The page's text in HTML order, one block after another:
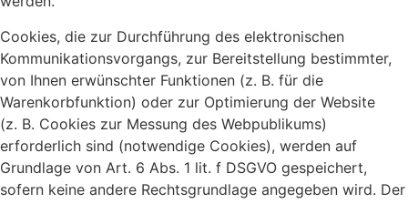
Cookies, die zur Durchführung des elektronischen
Kommunikationsvorgangs, zur Bereitstellung bestimmter,
von Ihnen erwünschter Funktionen (z. B. für die
Warenkorbfunktion) oder zur Optimierung der Website
(z. B. Cookies zur Messung des Webpublikums)
erforderlich sind (notwendige Cookies), werden auf
Grundlage von Art. 6 Abs. 1 lit. f DSGVO gespeichert,
sofern keine andere Rechtsgrundlage angegeben wird. Der